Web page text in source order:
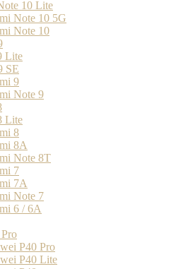
10 Lite
Note 10 5G
Note 10
Lite
SE
9
Note 9
Lite
8
8A
Note 8T
7
7A
Note 7
6 / 6A
P40 Pro
P40 Lite